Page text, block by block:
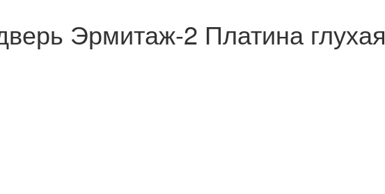
Эрмитаж-2 Платина глухая